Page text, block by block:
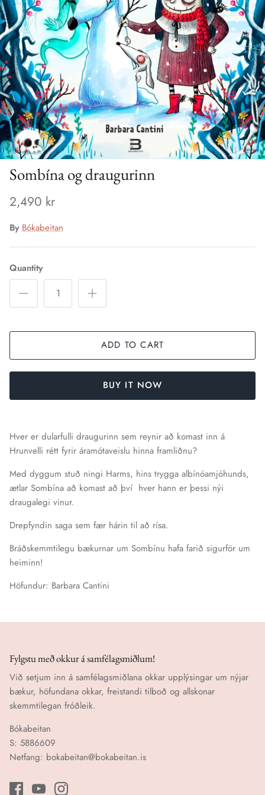
Sombína og draugurinn
2,490 kr
By Bókabeitan
Quantity
ADD TO CART
BUY IT NOW
Hver er dularfulli draugurinn sem reynir að komast inn á
Hrunvelli rétt fyrir áramótaveislu hinna framliðnu?
Med dyggum stuð ningi Harms, hins trygga albínóamjóhunds,
ætlar Sombína að komast að því hver hann er þessi nýi
draugalegi vinur.
Drepfyndin saga sem fær hárin til að rísa.
Bráðskemmtilegu bækurnar um Sombínu hafa farið sigurför um
heiminn!
Höfundur: Barbara Cantini
Fylgstu með okkur á samfélagsmiðlum!
Við setjum inn á samfélagsmiðlana okkar upplýsingar um nýjar
bækur, höfundana okkar, freistandi tilboð og allskonar
skemmtilegan fróðleik.
Bókabeitan
S: 5886609
Netfang: bokabeitan@bokabeitan.is